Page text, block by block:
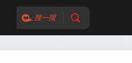
搜一搜